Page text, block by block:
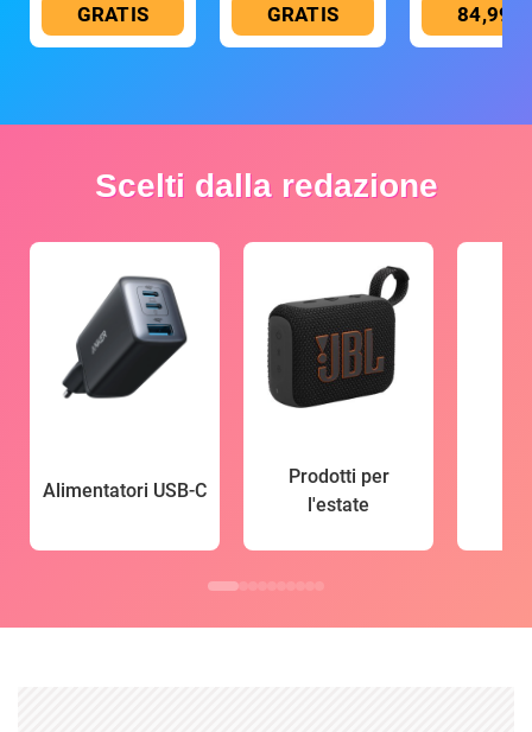
GRATIS GRATIS 84,99 €
Scelti dalla redazione
Alimentatori USB-C
Prodotti per
l'estate